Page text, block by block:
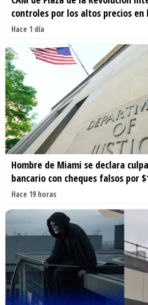
controles por los altos precios en
Hace 1 día
Hombre de Miami se declara
bancario con cheques falsos por
Hace 19 horas